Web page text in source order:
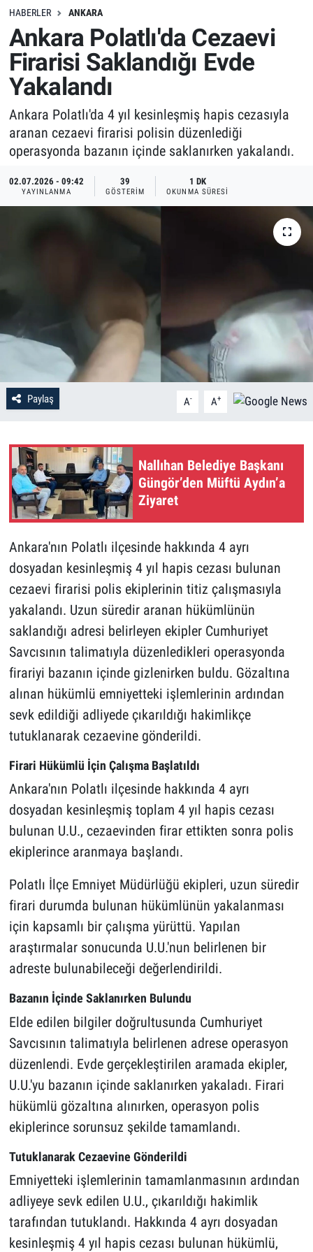
HABERLER ANKARA
Ankara Polatlı'da Cezaevi
Firarisi Saklandığı Evde
Yakalandı
Ankara Polatlı'da 4 yıl kesinleşmiş hapis cezasıyla
aranan cezaevi firarisi polisin düzenlediği
operasyonda bazanın içinde saklanırken yakalandı.
02.07.2026 - 09:42
YAYINLANMA
39
GÖSTERIM
1 DK
OKUNMA SÜRESI
Paylaş A- A+
Nallıhan Belediye Başkanı
Güngör’den Müftü Aydın’a
Ziyaret
Ankara'nın Polatlı ilçesinde hakkında 4 ayrı
dosyadan kesinleşmiş 4 yıl hapis cezası bulunan
cezaevi firarisi polis ekiplerinin titiz çalışmasıyla
yakalandı. Uzun süredir aranan hükümlünün
saklandığı adresi belirleyen ekipler Cumhuriyet
Savcısının talimatıyla düzenledikleri operasyonda
firariyi bazanın içinde gizlenirken buldu. Gözaltına
alınan hükümlü emniyetteki işlemlerinin ardından
sevk edildiği adliyede çıkarıldığı hakimlikçe
tutuklanarak cezaevine gönderildi.
Firari Hükümlü İçin Çalışma Başlatıldı
Ankara'nın Polatlı ilçesinde hakkında 4 ayrı
dosyadan kesinleşmiş toplam 4 yıl hapis cezası
bulunan U.U., cezaevinden firar ettikten sonra polis
ekiplerince aranmaya başlandı.
Polatlı İlçe Emniyet Müdürlüğü ekipleri, uzun süredir
firari durumda bulunan hükümlünün yakalanması
için kapsamlı bir çalışma yürüttü. Yapılan
araştırmalar sonucunda U.U.'nun belirlenen bir
adreste bulunabileceği değerlendirildi.
Bazanın İçinde Saklanırken Bulundu
Elde edilen bilgiler doğrultusunda Cumhuriyet
Savcısının talimatıyla belirlenen adrese operasyon
düzenlendi. Evde gerçekleştirilen aramada ekipler,
U.U.'yu bazanın içinde saklanırken yakaladı. Firari
hükümlü gözaltına alınırken, operasyon polis
ekiplerince sorunsuz şekilde tamamlandı.
Tutuklanarak Cezaevine Gönderildi
Emniyetteki işlemlerinin tamamlanmasının ardından
adliyeye sevk edilen U.U., çıkarıldığı hakimlik
tarafından tutuklandı. Hakkında 4 ayrı dosyadan
kesinleşmiş 4 yıl hapis cezası bulunan hükümlü,